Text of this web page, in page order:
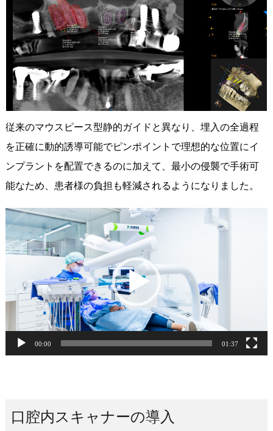
従来のマウスピース型静的ガイドと異なり、埋入の全過程
を正確に動的誘導可能でピンポイントで理想的な位置にイ
ンプラントを配置できるのに加えて、最小の侵襲で手術可
能なため、患者様の負担も軽減されるようになりました。
動
画
レ
ー
00:00 01:37
口腔内スキャナーの導入